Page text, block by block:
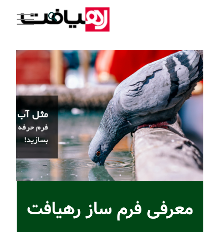
معرفی فرم ساز رهیافت